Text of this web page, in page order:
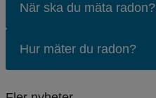
När ska du mäta radon?
Hur mäter du radon?